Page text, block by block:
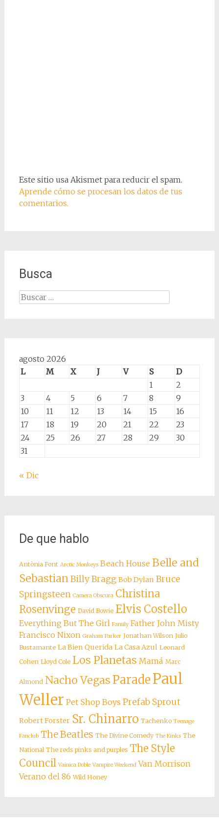
Este sitio usa Akismet para reducir el spam.
Aprende cómo se procesan los datos de tus
comentarios.
Busca
Buscar:
agosto 2026
L
M X J V S
D
1
2
3
4 5 6 7 8
9
10
11 12 13 14 15
16
17
18 19 20 21 22
23
24
25 26 27 28 29
30
31
« Dic
De que hablo
Antònia Font Arctic Monkeys Beach House Belle and
SebastianBilly Bragg Bob Dylan Bruce
Springsteen Camera Obscura Christina
Rosenvinge David Bowie Elvis Costello
Everything But The Girl Family Father John Misty
Francisco Nixon Graham Parker Jonathan Wilson Julio
Bustamante La Bien Querida La Casa Azul Leonard
Cohen Lloyd Cole Los Planetas Mamá Marc
Almond Nacho Vegas ParadePaul
Weller Pet Shop Boys Prefab Sprout
Robert Forster Sr. Chinarro Tachenko Teenage
Fanclub The Beatles The Divine Comedy The Kinks The
National The reds pinks and purples The Style
Council Vainica Doble Vampire Weekend Van Morrison
Verano del 86 Wild Honey